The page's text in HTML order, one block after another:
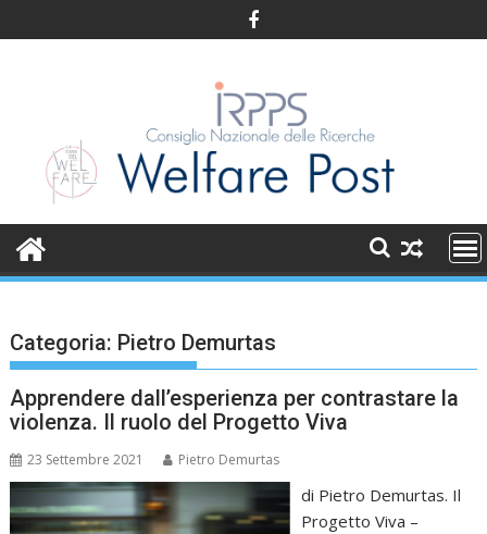
to
Categoria: Pietro Demurtas
Apprendere dall’esperienza per contrastare la
violenza. Il ruolo del Progetto Viva
23 Settembre 2021 Pietro Demurtas
di Pietro Demurtas. Il
Progetto Viva –